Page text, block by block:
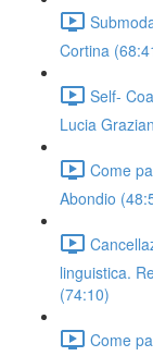
Cortina
Self-
Lucia
Come
Abondio
linguistica.
(74:10)
Come